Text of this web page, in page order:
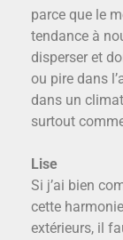
parce que le
tendance à
disperser et
ou pire dans
dans un
surtout
Lise
Si j’ai bien
cette
extérieurs, il